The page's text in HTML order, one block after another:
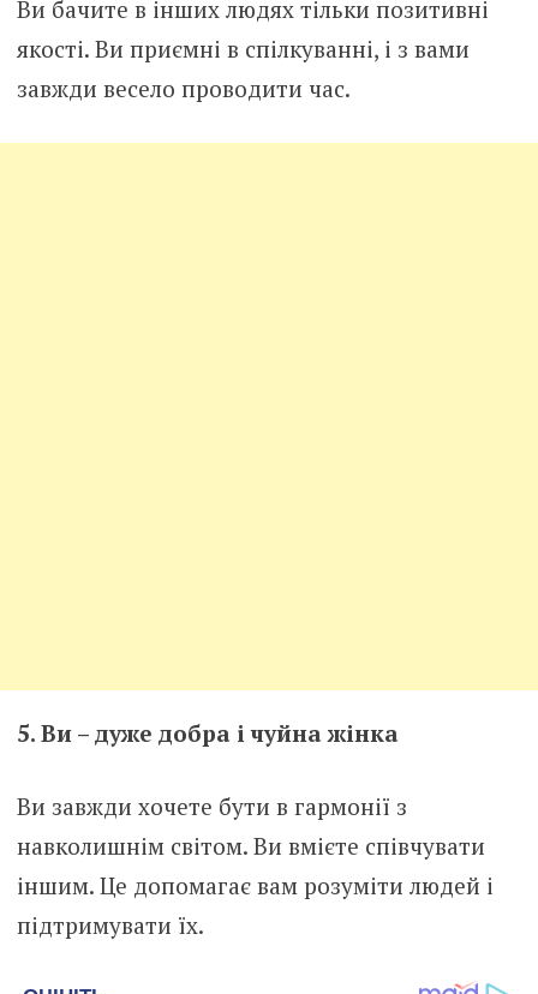
Ви бачите в інших людях тільки позитивні
якості. Ви приємні в спілкуванні, і з вами
завжди весело проводити час.
5. Ви – дуже добра і чуйна жінка
Ви завжди хочете бути в гармонії з
навколишнім світом. Ви вмієте співчувати
іншим. Це допомагає вам розуміти людей і
підтримувати їх.